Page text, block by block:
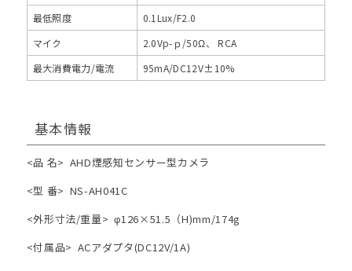
最低照度
0.1Lux/F2.0
マイク
2.0Vp-ｐ/50Ω、 RCA
最大消費電力/電流
95mA/DC12V±10%
基本情報
<品 名> AHD煙感知センサー型カメラ
<型 番> NS-AH041C
<外形寸法/重量> φ126×51.5（H)mm/174g
<付属品> ACアダプタ(DC12V/1A)